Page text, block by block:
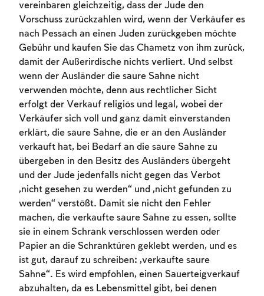
vereinbaren gleichzeitig, dass der Jude den
Vorschuss zurückzahlen wird, wenn der Verkäufer es
nach Pessach an einen Juden zurückgeben möchte
Gebühr und kaufen Sie das Chametz von ihm zurück,
damit der Außerirdische nichts verliert. Und selbst
wenn der Ausländer die saure Sahne nicht
verwenden möchte, denn aus rechtlicher Sicht
erfolgt der Verkauf religiös und legal, wobei der
Verkäufer sich voll und ganz damit einverstanden
erklärt, die saure Sahne, die er an den Ausländer
verkauft hat, bei Bedarf an die saure Sahne zu
übergeben in den Besitz des Ausländers übergeht
und der Jude jedenfalls nicht gegen das Verbot
„nicht gesehen zu werden“ und „nicht gefunden zu
werden“ verstößt. Damit sie nicht den Fehler
machen, die verkaufte saure Sahne zu essen, sollte
sie in einem Schrank verschlossen werden oder
Papier an die Schranktüren geklebt werden, und es
ist gut, darauf zu schreiben: „verkaufte saure
Sahne“. Es wird empfohlen, einen Sauerteigverkauf
abzuhalten, da es Lebensmittel gibt, bei denen
Account required
To mark concepts as learned, you'll need
to create an account or log in.
Sign up